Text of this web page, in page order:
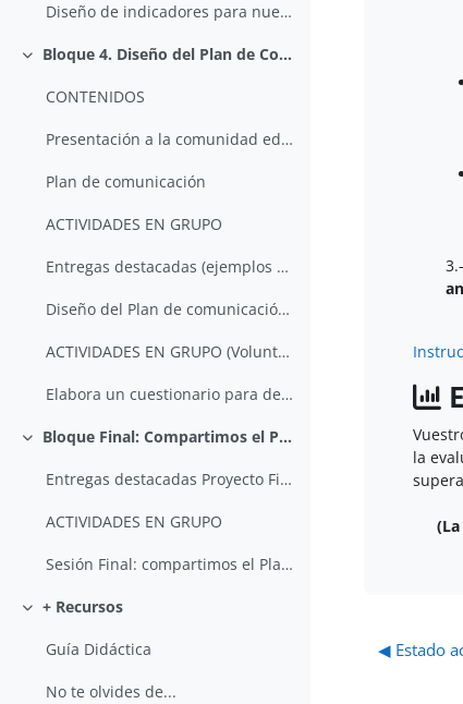
Diseño de indicadores para nuestro Plan de Evaluación
Colapsar Bloque 4. Diseño del Plan de Comunicación
CONTENIDOS
Presentación a la comunidad educativa
Plan de comunicación
ACTIVIDADES EN GRUPO
Entregas destacadas (ejemplos de ediciones anterio...
Diseño del Plan de comunicación mínimo viable
ACTIVIDADES EN GRUPO (Voluntaria)
Elabora un cuestionario para detectar Early Adopters
Colapsar Bloque Final: Compartimos el Plan de Acción
Entregas destacadas Proyecto Final
ACTIVIDADES EN GRUPO
Sesión Final: compartimos el Plan de Acción
Colapsar
+ Recursos
Guía Didáctica
No te olvides de...
la
◀︎ Estado